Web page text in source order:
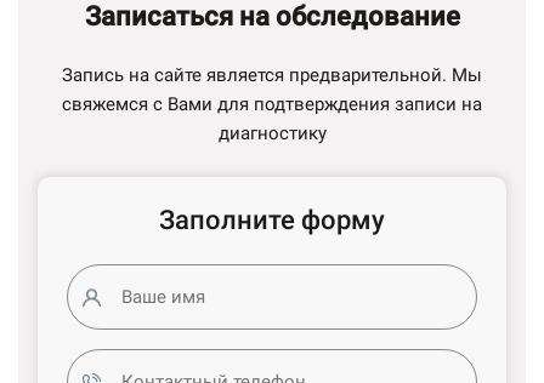
Записатьсяна обследование
Запись на сайте является предварительной. Мы
свяжемся с Вами для подтверждения записи на
диагностику
Заполните форму